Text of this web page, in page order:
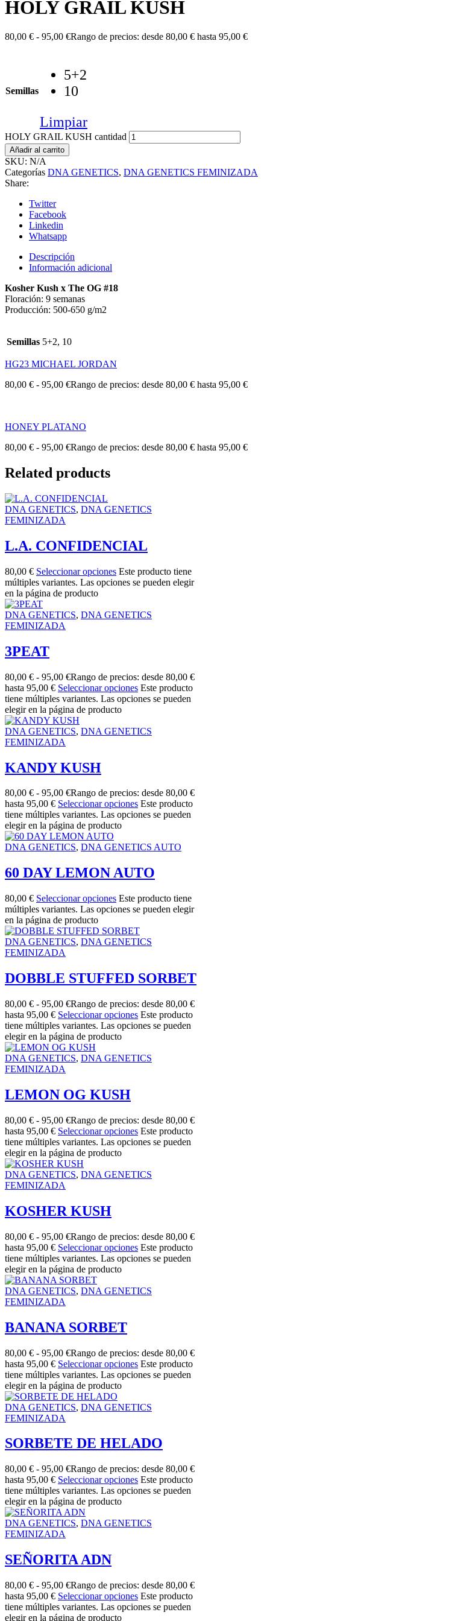
HOLY GRAIL KUSH
80,00 € - 95,00 €Rango de precios: desde 80,00 € hasta 95,00 €
Semillas
5+2
10
Limpiar
HOLY GRAIL KUSH cantidad
Añadir al carrito
SKU: N/A
Categorías DNA GENETICS, DNA GENETICS FEMINIZADA
Share:
Twitter
Facebook
Linkedin
Whatsapp
Descripción
Información adicional
Kosher Kush x The OG #18
Floración: 9 semanas
Producción: 500-650 g/m2
Semillas 5+2, 10
HG23 MICHAEL JORDAN
80,00 € - 95,00 €Rango de precios: desde 80,00 € hasta 95,00 €
HONEY PLATANO
80,00 € - 95,00 €Rango de precios: desde 80,00 € hasta 95,00 €
Related products
DNA GENETICS, DNA GENETICS
FEMINIZADA
L.A. CONFIDENCIAL
80,00 € Seleccionar opciones Este producto tiene
múltiples variantes. Las opciones se pueden elegir
en la página de producto
DNA GENETICS, DNA GENETICS
FEMINIZADA
3PEAT
80,00 € - 95,00 €Rango de precios: desde 80,00 €
hasta 95,00 € Seleccionar opciones Este producto
tiene múltiples variantes. Las opciones se pueden
elegir en la página de producto
DNA GENETICS, DNA GENETICS
FEMINIZADA
KANDY KUSH
80,00 € - 95,00 €Rango de precios: desde 80,00 €
hasta 95,00 € Seleccionar opciones Este producto
tiene múltiples variantes. Las opciones se pueden
elegir en la página de producto
DNA GENETICS, DNA GENETICS AUTO
60 DAY LEMON AUTO
80,00 € Seleccionar opciones Este producto tiene
múltiples variantes. Las opciones se pueden elegir
en la página de producto
DNA GENETICS, DNA GENETICS
FEMINIZADA
DOBBLE STUFFED SORBET
80,00 € - 95,00 €Rango de precios: desde 80,00 €
hasta 95,00 € Seleccionar opciones Este producto
tiene múltiples variantes. Las opciones se pueden
elegir en la página de producto
DNA GENETICS, DNA GENETICS
FEMINIZADA
LEMON OG KUSH
80,00 € - 95,00 €Rango de precios: desde 80,00 €
hasta 95,00 € Seleccionar opciones Este producto
tiene múltiples variantes. Las opciones se pueden
elegir en la página de producto
DNA GENETICS, DNA GENETICS
FEMINIZADA
KOSHER KUSH
80,00 € - 95,00 €Rango de precios: desde 80,00 €
hasta 95,00 € Seleccionar opciones Este producto
tiene múltiples variantes. Las opciones se pueden
elegir en la página de producto
DNA GENETICS, DNA GENETICS
FEMINIZADA
BANANA SORBET
80,00 € - 95,00 €Rango de precios: desde 80,00 €
hasta 95,00 € Seleccionar opciones Este producto
tiene múltiples variantes. Las opciones se pueden
elegir en la página de producto
DNA GENETICS, DNA GENETICS
FEMINIZADA
SORBETE DE HELADO
80,00 € - 95,00 €Rango de precios: desde 80,00 €
hasta 95,00 € Seleccionar opciones Este producto
tiene múltiples variantes. Las opciones se pueden
elegir en la página de producto
DNA GENETICS, DNA GENETICS
FEMINIZADA
SEÑORITA ADN
80,00 € - 95,00 €Rango de precios: desde 80,00 €
hasta 95,00 € Seleccionar opciones Este producto
tiene múltiples variantes. Las opciones se pueden
elegir en la página de producto